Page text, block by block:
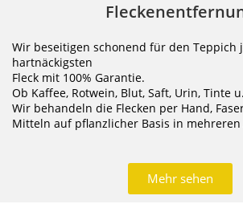
Wir beseitigen schonend für den Teppich
hartnäckigsten
Fleck mit 100% Garantie.
Ob Kaffee, Rotwein, Blut, Saft, Urin, Tinte
Wir behandeln die Flecken per Hand,
Mitteln auf pflanzlicher Basis in
Mehr sehen